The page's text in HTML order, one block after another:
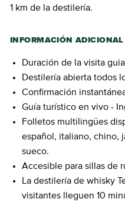
1 km de la destilería.
INFORMACIÓN ADICIONAL
Duración de la visita
Destilería abierta todos
Confirmación
Guía turístico en vivo -
Folletos multilingües
español, italiano, chino,
sueco.
Accesible para sillas de
La destilería de whisky
visitantes lleguen 10